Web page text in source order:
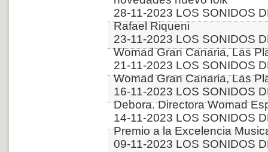
28-11-2023 LOS SONIDOS
Rafael Riqueni
23-11-2023 LOS SONIDOS
Womad Gran Canaria, Las
21-11-2023 LOS SONIDOS
Womad Gran Canaria, Las
16-11-2023 LOS SONIDOS
Debora. Directora Womad
14-11-2023 LOS SONIDOS
Premio a la Excelencia
09-11-2023 LOS SONIDOS